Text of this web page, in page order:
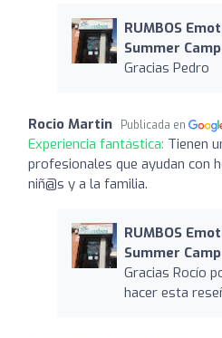
RUMBOS
Summer Camp
Gracias Pedro
Rocio Martin Publicada en
Experiencia fantástica: Tienen
profesionales que ayudan con
niñ@s y a la familia.
RUMBOS
Summer Camp
Gracias Rocío
hacer esta